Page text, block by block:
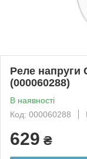
Реле напруги
(000060288)
В наявності
Код: 000060288
629 ₴